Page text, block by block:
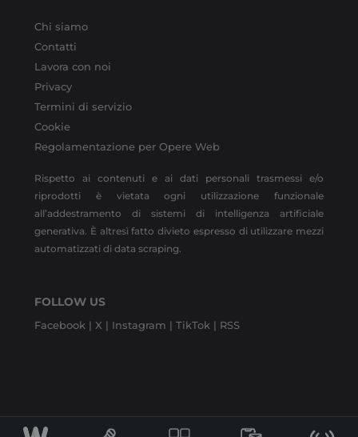
Chi siamo
Contatti
Lavora con noi
Privacy
Termini di servizio
Cookie
Regolamentazione per Opere Web
Rispetto ai contenuti e ai dati personali trasmessi e/o
riprodotti è vietata ogni utilizzazione funzionale
all’addestramento di sistemi di intelligenza artificiale
generativa. È altresì fatto divieto espresso di utilizzare mezzi
automatizzati di data scraping.
FOLLOW US
Facebook | X | Instagram | TikTok | RSS